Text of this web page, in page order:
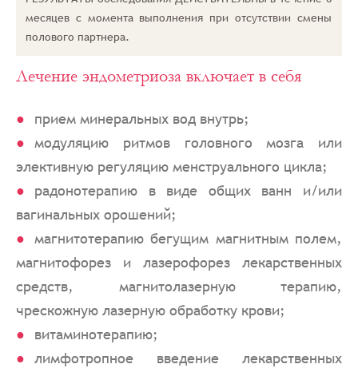
месяцев c момента выполнения при отсутствии смены
полового партнера.
Лечение эндометриоза включает в себя
прием минеральных вод внутрь;
модуляцию ритмов головного мозга или
элективную регуляцию менструального цикла;
радонотерапию в виде общих ванн и/или
вагинальных орошений;
магнитотерапию бегущим магнитным полем,
магнитофорез и лазерофорез лекарственных
средств, магнитолазерную терапию,
чрескожную лазерную обработку крови;
витаминотерапию;
лимфотропное введение лекарственных